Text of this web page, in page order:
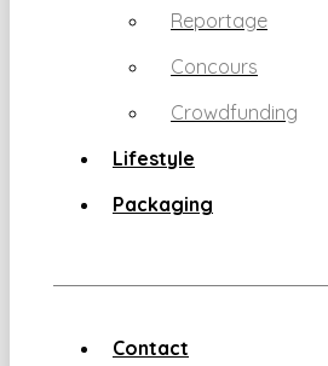
Reportage
Concours
Crowdfunding
Lifestyle
Packaging
Contact